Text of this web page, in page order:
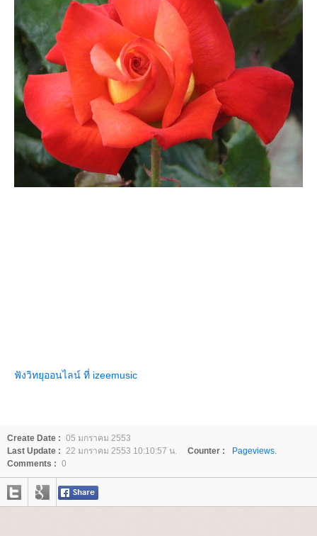
ฟังวิทยุออนไลน์ ที่ izeemusic
Create Date : 05 มกราคม 2553
Last Update : 22 มกราคม 2553 10:10:57 น. Counter :
Pageviews.
Comments : 0